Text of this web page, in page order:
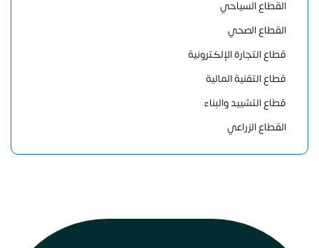
القطاع السياحي
القطاع الصحي
قطاع التجارة الإلكترونية
قطاع التقنية المالية
قطاع التشييد والبناء
القطاع الزراعي